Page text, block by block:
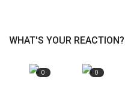
WHAT'S YOUR REACTION?
0 0